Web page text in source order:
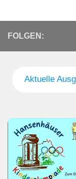
FOLGEN:
Aktuelle